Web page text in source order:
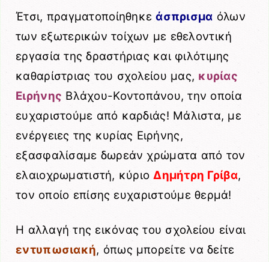
Έτσι, πραγματοποίηθηκεάσπρισμα όλων
των εξωτερικών τοίχων με εθελοντική
εργασία της δραστήριας και φιλότιμης
καθαρίστριας του σχολείου μας, κυρίας
Ειρήνης Βλάχου-Κοντοπάνου, την οποία
ευχαριστούμε από καρδιάς! Μάλιστα, με
ενέργειες της κυρίας Ειρήνης,
εξασφαλίσαμε δωρεάν χρώματα από τον
ελαιοχρωματιστή, κύριοΔημήτρη Γρίβα,
τον οποίο επίσης ευχαριστούμε θερμά!
Η αλλαγή της εικόνας του σχολείου είναι
εντυπωσιακή, όπως μπορείτε να δείτε